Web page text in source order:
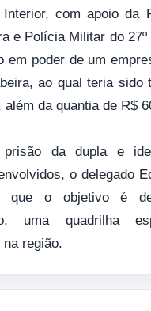
com apoio da
e Polícia Militar do
em poder de um
ao qual teria sido
além da quantia de R$
da dupla e
o delegado
que o objetivo é
uma quadrilha
região.